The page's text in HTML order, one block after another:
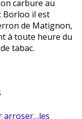
carbure au
Borloo il est
de Matignon,
à toute heure du
tabac.
arroser…les